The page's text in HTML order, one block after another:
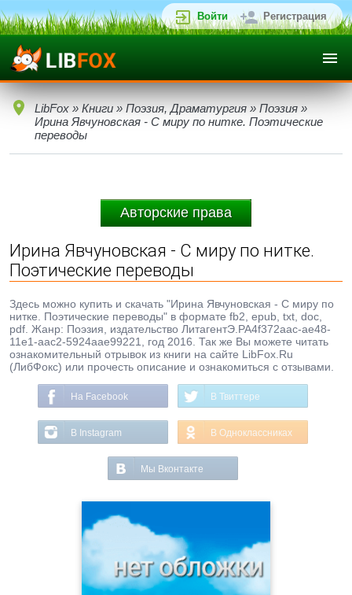
Войти Регистрация
LibFox » Книги » Поэзия, Драматургия » Поэзия »
Ирина Явчуновская - С миру по нитке. Поэтические
переводы
Авторские права
Ирина Явчуновская - С миру по нитке.
Поэтические переводы
Здесь можно купить и скачать "Ирина Явчуновская - С миру по
нитке. Поэтические переводы" в формате fb2, epub, txt, doc,
pdf. Жанр: Поэзия, издательство ЛитагентЭ.РА4f372aac-ae48-
11e1-aac2-5924aae99221, год 2016. Так же Вы можете читать
ознакомительный отрывок из книги на сайте LibFox.Ru
(ЛибФокс) или прочесть описание и ознакомиться с отзывами.
На Facebook В Твиттере
В Instagram В Одноклассниках
Мы Вконтакте